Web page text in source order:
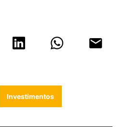
Investimentos